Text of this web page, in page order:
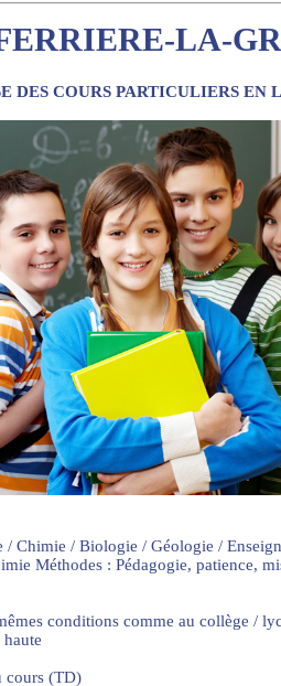
LA-
DES COURS PARTICULIERS EN
/ Chimie / Biologie / Géologie /
Méthodes : Pédagogie, patience,
conditions comme au collège /
cours (TD)